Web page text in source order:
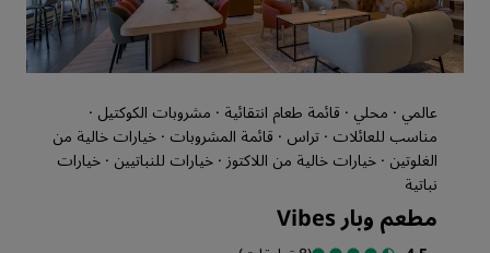
عالمي · محلي · قائمة طعام انتقائية · مشروبات الكوكتيل ·
مناسب للعائلات · تراس · قائمة المشروبات · خيارات خالية من
الغلوتين · خيارات خالية من اللاكتوز · خيارات للنباتيين · خيارات
نباتية
مطعم وبار Vibes